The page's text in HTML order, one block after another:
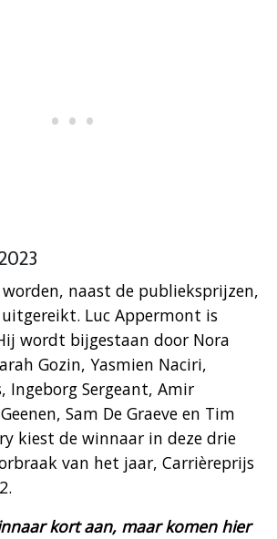
worden, naast de publieksprijzen,
Luc Appermont is
wordt bijgestaan door Nora
Gozin, Yasmien Naciri,
Ingeborg Sergeant, Amir
Sam De Graeve en Tim
kiest de winnaar in deze drie
van het jaar, Carrièreprijs
kort aan, maar komen hier